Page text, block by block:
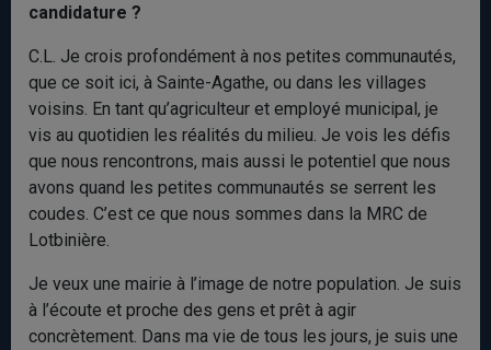
candidature ?
C.L. Je crois profondément à nos petites communautés,
que ce soit ici, à Sainte-Agathe, ou dans les villages
voisins. En tant qu’agriculteur et employé municipal, je
vis au quotidien les réalités du milieu. Je vois les défis
que nous rencontrons, mais aussi le potentiel que nous
avons quand les petites communautés se serrent les
coudes. C’est ce que nous sommes dans la MRC de
Lotbinière.
Je veux une mairie à l’image de notre population. Je suis
à l’écoute et proche des gens et prêt à agir
concrètement. Dans ma vie de tous les jours, je suis une